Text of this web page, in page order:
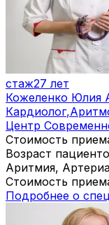
стаж27 лет
Кожеленко Юлия
Кардиолог,
Центр
Стоимость
Возраст
Аритмия,
Стоимость
Подробнее о